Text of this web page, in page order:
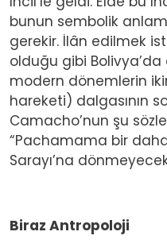
bunun sembolik
gerekir. İlân edilmek
olduğu gibi
modern dönemlerin
hareketi) dalgasının
Camacho’nun şu
“Pachamama bir
Sarayı’na
Biraz Antropoloji